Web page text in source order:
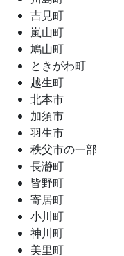
吉見町
嵐山町
鳩山町
ときがわ町
越生町
北本市
加須市
羽生市
秩父市の一部
長瀞町
皆野町
寄居町
小川町
神川町
美里町